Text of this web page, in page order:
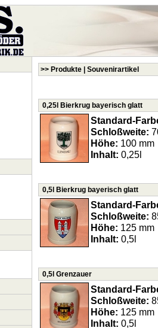
>> Produkte | Souvenirartikel
0,25l Bierkrug bayerisch glatt
Standard-
Schloßweite:
Höhe: 100 mm
Inhalt: 0,25l
0,5l Bierkrug bayerisch glatt
Standard-
Schloßweite:
Höhe: 125 mm
Inhalt: 0,5l
0,5l Grenzauer
Standard-
Schloßweite:
Höhe: 125 mm
Inhalt: 0,5l